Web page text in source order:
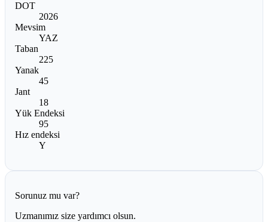
DOT
2026
Mevsim
YAZ
Taban
225
Yanak
45
Jant
18
Yük Endeksi
95
Hız endeksi
Y
Sorunuz mu var?
Uzmanımız size yardımcı olsun.